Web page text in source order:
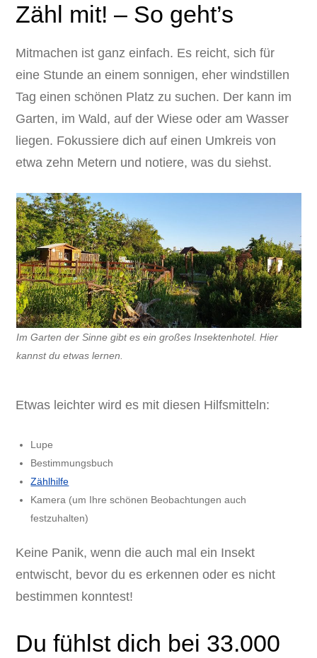
Zähl mit! – So geht’s
Mitmachen ist ganz einfach. Es reicht, sich für
eine Stunde an einem sonnigen, eher windstillen
Tag einen schönen Platz zu suchen. Der kann im
Garten, im Wald, auf der Wiese oder am Wasser
liegen. Fokussiere dich auf einen Umkreis von
etwa zehn Metern und notiere, was du siehst.
Im Garten der Sinne gibt es ein großes Insektenhotel. Hier
kannst du etwas lernen.
Etwas leichter wird es mit diesen Hilfsmitteln:
Lupe
Bestimmungsbuch
Zählhilfe
Kamera (um Ihre schönen Beobachtungen auch
festzuhalten)
Keine Panik, wenn die auch mal ein Insekt
entwischt, bevor du es erkennen oder es nicht
bestimmen konntest!
Du fühlst dich bei 33.000